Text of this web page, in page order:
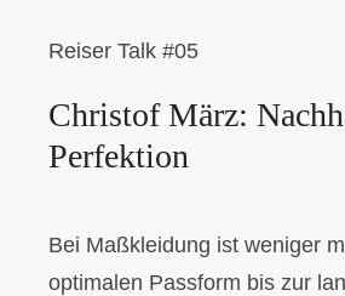
Reiser Talk #05
Christof März:
Perfektion
Bei Maßkleidung ist weniger
optimalen Passform bis zur